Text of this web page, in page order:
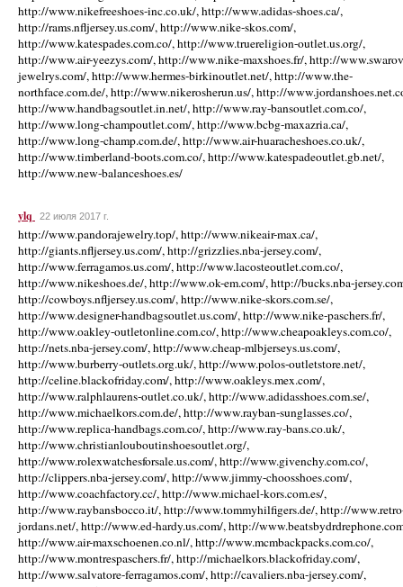
ylq 22 июля 2017 г.
http://www.pandorajewelry.top/, http://www.nikeair-max.ca/,
http://giants.nfljersey.us.com/, http://grizzlies.nba-jersey.com/,
http://www.ferragamos.us.com/, http://www.lacosteoutlet.com.co/,
http://www.nikeshoes.de/, http://www.ok-em.com/, http://bucks.nba-
http://cowboys.nfljersey.us.com/, http://www.nike-skors.com.se/,
http://www.designer-handbagsoutlet.us.com/, http://www.nike-paschers.fr/,
http://www.oakley-outletonline.com.co/, http://www.cheapoakleys.com.co/,
http://nets.nba-jersey.com/, http://www.cheap-mlbjerseys.us.com/,
http://www.burberry-outlets.org.uk/, http://www.polos-outletstore.net/,
http://celine.blackofriday.com/, http://www.oakleys.mex.com/,
http://www.ralphlaurens-outlet.co.uk/, http://www.adidasshoes.com.se/,
http://www.michaelkors.com.de/, http://www.rayban-sunglasses.co/,
http://www.replica-handbags.com.co/, http://www.ray-bans.co.uk/,
http://www.christianlouboutinshoesoutlet.org/,
http://www.rolexwatchesforsale.us.com/, http://www.givenchy.com.co/,
http://clippers.nba-jersey.com/, http://www.jimmy-choosshoes.com/,
http://www.coachfactory.cc/, http://www.michael-kors.com.es/,
http://www.raybansbocco.it/, http://www.tommyhilfigers.de/, http://
jordans.net/, http://www.ed-hardy.us.com/, http://
http://www.air-maxschoenen.co.nl/, http://www.mcmbackpacks.com.co/,
http://www.montrespaschers.fr/, http://michaelkors.blackofriday.com/,
http://www.salvatore-ferragamos.com/, http://cavaliers.nba-jersey.com/,